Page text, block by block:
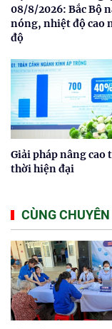
08/8/2026: Bắc Bộ
nóng, nhiệt độ cao
độ
Giải pháp nâng cao
thời hiện đại
CÙNG